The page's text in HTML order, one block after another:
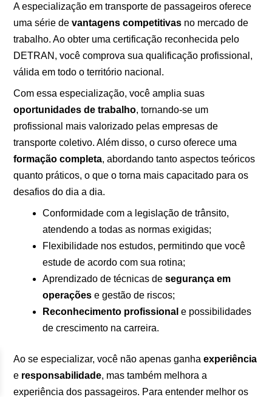
A especialização em transporte de passageiros oferece
uma série devantagens competitivas no mercado de
trabalho. Ao obter uma certificação reconhecida pelo
DETRAN, você comprova sua qualificação profissional,
válida em todo o território nacional.
Com essa especialização, você amplia suas
oportunidades de trabalho, tornando-se um
profissional mais valorizado pelas empresas de
transporte coletivo. Além disso, o curso oferece uma
formação completa, abordando tanto aspectos teóricos
quanto práticos, o que o torna mais capacitado para os
desafios do dia a dia.
Conformidade com a legislação de trânsito,
atendendo a todas as normas exigidas;
Flexibilidade nos estudos, permitindo que você
estude de acordo com sua rotina;
Aprendizado de técnicas desegurança em
operações e gestão de riscos;
Reconhecimento profissional e possibilidades
de crescimento na carreira.
Ao se especializar, você não apenas ganhaexperiência
e responsabilidade, mas também melhora a
experiência dos passageiros. Para entender melhor os